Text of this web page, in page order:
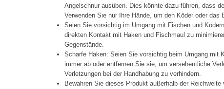
Angelschnur ausüben. Dies könnte dazu führen, dass
Verwenden Sie nur Ihre Hände, um den Köder oder das
Seien Sie vorsichtig im Umgang mit Fischen und
direkten Kontakt mit Haken und Fischmaul zu
Gegenstände.
Scharfe Haken: Seien Sie vorsichtig beim Umgang mit
immer ab oder entfernen Sie sie, um versehentliche
Verletzungen bei der Handhabung zu verhindern.
Bewahren Sie dieses Produkt außerhalb der Reichweite